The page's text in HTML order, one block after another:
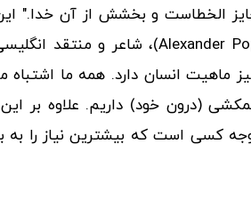
الخطاست و بخشش از آن خدا."
Alexander)، شاعر و منتقد
ماهیت انسان دارد. همه ما اشتباه
(درون خود) داریم. علاوه بر
کسی است که بیشترین نیاز را